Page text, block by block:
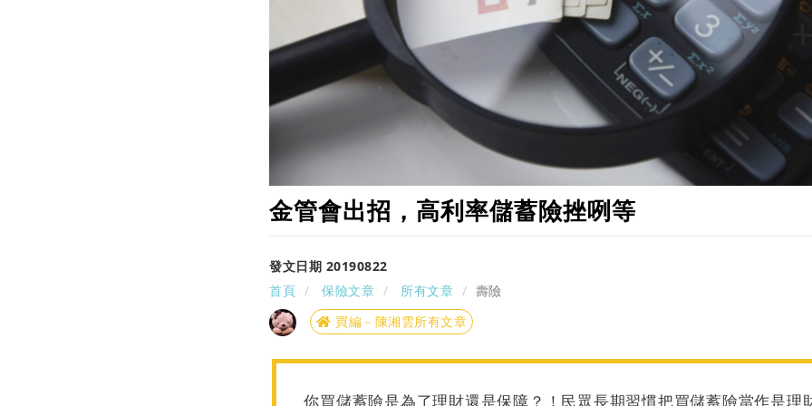
金管會出招，高利率儲蓄險挫咧等
發文日期 20190822
首頁
保險文章 所有文章
壽險
買編－陳湘雲所有文章
你買儲蓄險是為了理財還是保障？！民眾長期習慣把買儲蓄險當作是理